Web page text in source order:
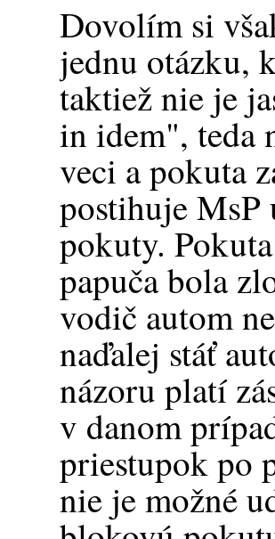
Dovolím si
jednu otázku,
taktiež nie je
in idem", teda
veci a pokuta
postihuje
pokuty.
papuča bola
vodič autom
naďalej stáť
názoru platí
v danom
priestupok po
nie je možné